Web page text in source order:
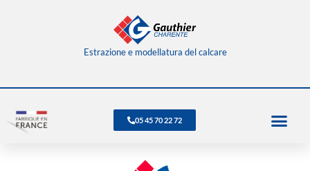
Estrazione e modellatura del calcare
05 45 70 22 72